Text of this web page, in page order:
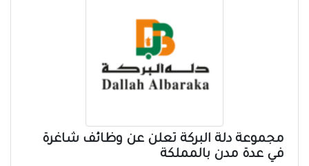
مجموعة دلة البركة تعلن عن وظائف شاغرة
في عدة مدن بالمملكة